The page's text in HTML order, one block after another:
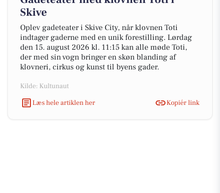
Skive
Oplev gadeteater i Skive City, når klovnen Toti
indtager gaderne med en unik forestilling. Lørdag
den 15. august 2026 kl. 11:15 kan alle møde Toti,
der med sin vogn bringer en skøn blanding af
klovneri, cirkus og kunst til byens gader.
Kilde: Kultunaut
Læs hele artiklen her
Kopiér link